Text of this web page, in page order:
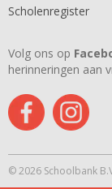
Scholenregister
Volg ons op
herinneringen aan
© 2026 Schoolbank